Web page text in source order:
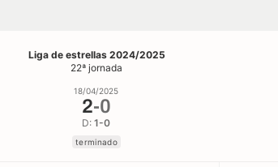
Liga de estrellas 2024/2025
22ª jornada
18/04/2025
2-0
D:1-0
terminado